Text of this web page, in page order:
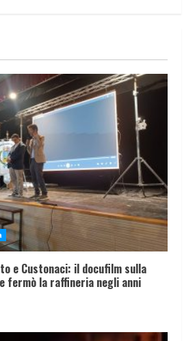
e Custonaci: il docufilm sulla
fermò la raffineria negli anni